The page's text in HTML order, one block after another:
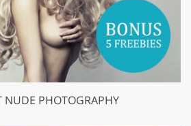
NUDE PHOTOGRAPHY